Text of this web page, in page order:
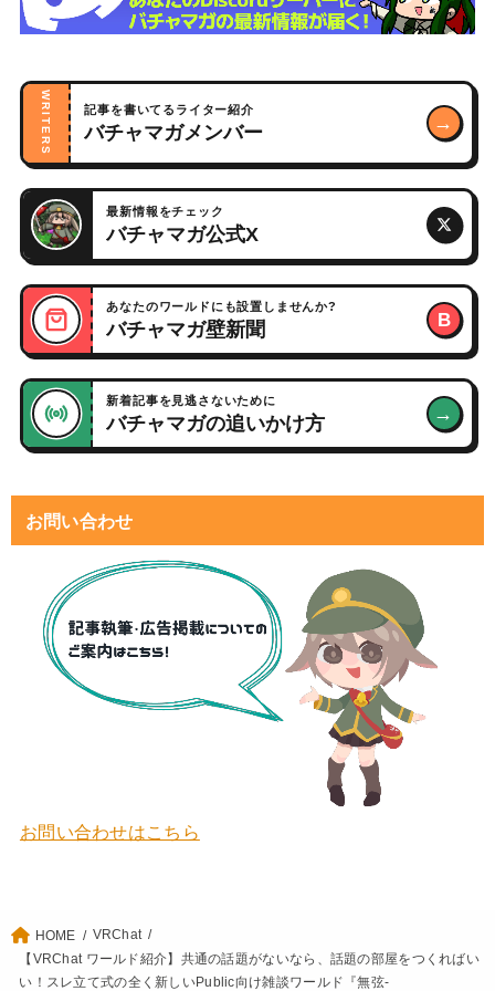
WRITERS 記事を書いてるライター紹介
バチャマガメンバー →
最新情報をチェック
バチャマガ公式X
あなたのワールドにも設置しませんか?
バチャマガ壁新聞 B
新着記事を見逃さないために
バチャマガの追いかけ方 →
お問い合わせ
お問い合わせはこちら
HOME
VRChat
【VRChat ワールド紹介】共通の話題がないなら、話題の部屋をつくればい
い！スレ立て式の全く新しいPublic向け雑談ワールド『無弦-